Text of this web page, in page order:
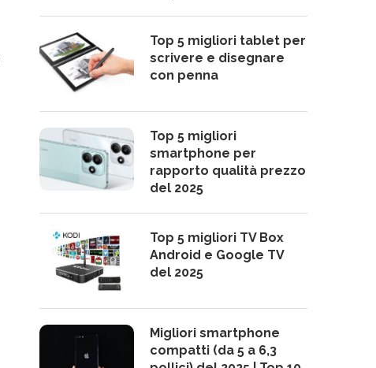
Top 5 migliori tablet per
scrivere e disegnare
con penna
Top 5 migliori
smartphone per
rapporto qualità prezzo
del 2025
Top 5 migliori TV Box
Android e Google TV
del 2025
Migliori smartphone
compatti (da 5 a 6,3